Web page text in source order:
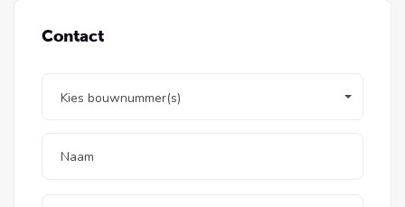
Contact
Kies bouwnummer(s)